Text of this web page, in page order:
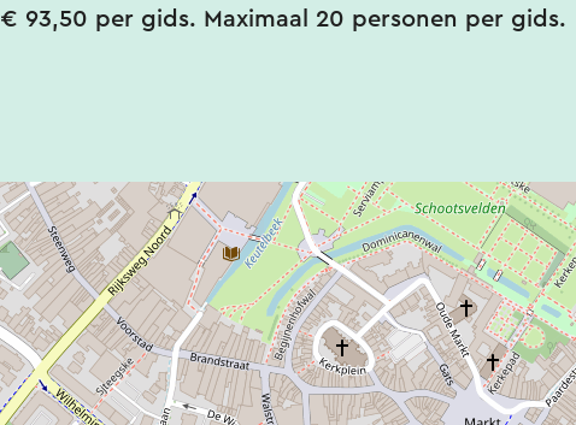
€ 93,50 per gids. Maximaal 20 personen per gids.